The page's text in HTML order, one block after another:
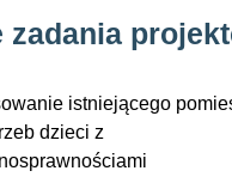
zadania
istniejącego
dzieci z